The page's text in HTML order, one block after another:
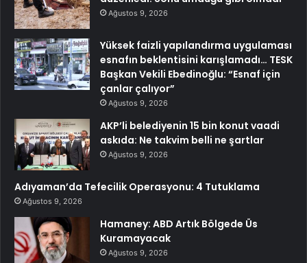
Ağustos 9, 2026
Yüksek faizli yapılandırma uygulaması
esnafın beklentisini karışlamadı… TESK
Başkan Vekili Ebedinoğlu: “Esnaf için
çanlar çalıyor”
Ağustos 9, 2026
AKP’li belediyenin 15 bin konut vaadi
askıda: Ne takvim belli ne şartlar
Ağustos 9, 2026
Adıyaman’da Tefecilik Operasyonu: 4 Tutuklama
Ağustos 9, 2026
Hamaney: ABD Artık Bölgede Üs
Kuramayacak
Ağustos 9, 2026